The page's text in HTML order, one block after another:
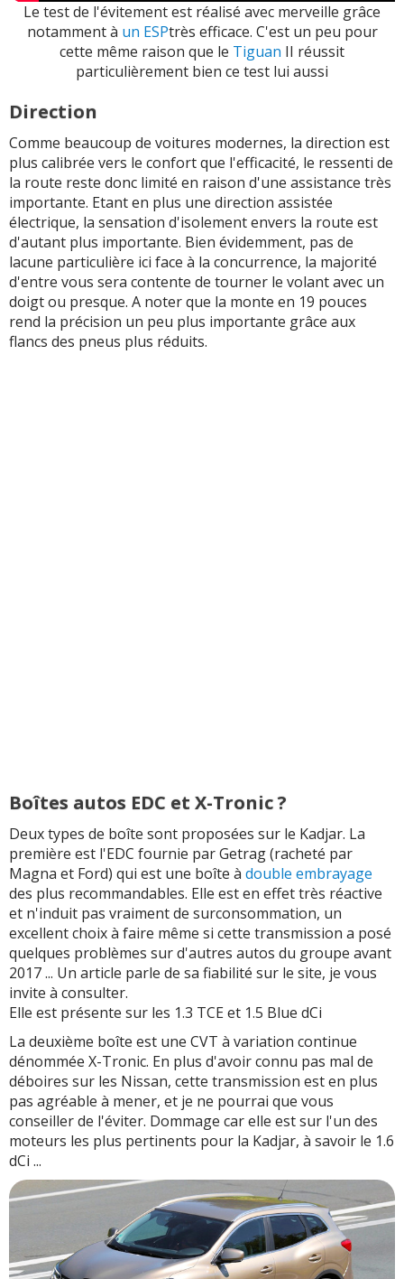
Le test de l'évitement est réalisé avec merveille grâce
notamment à un ESPtrès efficace. C'est un peu pour
cette même raison que le Tiguan II réussit
particulièrement bien ce test lui aussi
Direction
Comme beaucoup de voitures modernes, la direction est
plus calibrée vers le confort que l'efficacité, le ressenti de
la route reste donc limité en raison d'une assistance très
importante. Etant en plus une direction assistée
électrique, la sensation d'isolement envers la route est
d'autant plus importante. Bien évidemment, pas de
lacune particulière ici face à la concurrence, la majorité
d'entre vous sera contente de tourner le volant avec un
doigt ou presque. A noter que la monte en 19 pouces
rend la précision un peu plus importante grâce aux
flancs des pneus plus réduits.
Boîtes autos EDC et X-Tronic ?
Deux types de boîte sont proposées sur le Kadjar. La
première est l'EDC fournie par Getrag (racheté par
Magna et Ford) qui est une boîte à double embrayage
des plus recommandables. Elle est en effet très réactive
et n'induit pas vraiment de surconsommation, un
excellent choix à faire même si cette transmission a posé
quelques problèmes sur d'autres autos du groupe avant
2017 ... Un article parle de sa fiabilité sur le site, je vous
invite à consulter.
Elle est présente sur les 1.3 TCE et 1.5 Blue dCi
La deuxième boîte est une CVT à variation continue
dénommée X-Tronic. En plus d'avoir connu pas mal de
déboires sur les Nissan, cette transmission est en plus
pas agréable à mener, et je ne pourrai que vous
conseiller de l'éviter. Dommage car elle est sur l'un des
moteurs les plus pertinents pour la Kadjar, à savoir le 1.6
dCi ...